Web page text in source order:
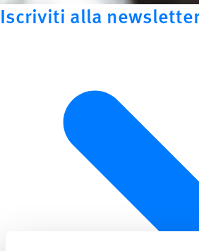
Iscriviti alla